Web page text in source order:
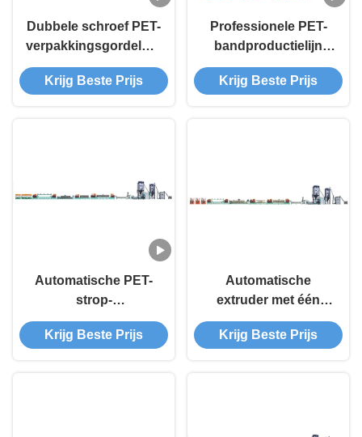
Dubbele schroef PET-
verpakkingsgordelmachine
met hoge
nauwkeurigheid
Krijg Beste Prijs
Professionele PET-
bandproductielijn
voor consistente en
bandresultaten
Krijg Beste Prijs
Automatische PET-
strop-
extruderingsmachine
met één schroef voor
Krijg Beste Prijs
Automatische
extruder met één
schroef PET-
stropextrudermachine
Krijg Beste Prijs